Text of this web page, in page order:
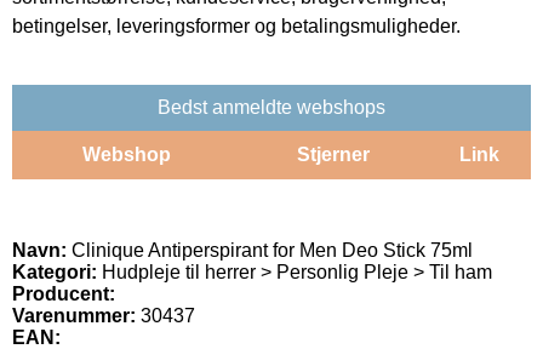
betingelser, leveringsformer og betalingsmuligheder.
Bedst anmeldte webshops
Webshop Stjerner Link
Navn: Clinique Antiperspirant for Men Deo Stick 75ml
Kategori: Hudpleje til herrer > Personlig Pleje > Til ham
Producent:
Varenummer: 30437
EAN: